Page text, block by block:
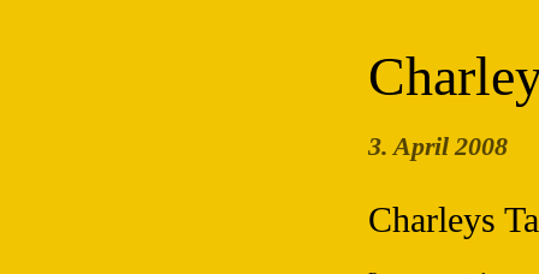
3. April 2008
Charleys